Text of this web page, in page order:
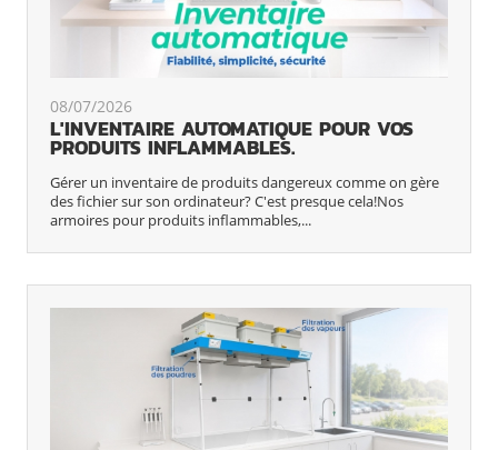
08/07/2026
L'INVENTAIRE AUTOMATIQUE POUR VOS
PRODUITS INFLAMMABLES.
Gérer un inventaire de produits dangereux comme on gère
des fichier sur son ordinateur? C'est presque cela!Nos
armoires pour produits inflammables,...